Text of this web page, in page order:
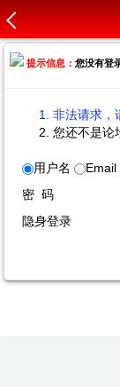
提示信息：您没有登
非法请求，
您还不是论
用户名
Email
密 码
隐身登录